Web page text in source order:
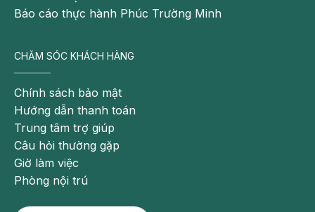
Báo cáo thực hành Phúc Trường Minh
CHĂM SÓC KHÁCH HÀNG
Chính sách bảo mật
Hướng dẫn thanh toán
Trung tâm trợ giúp
Câu hỏi thường gặp
Giờ làm việc
Phòng nội trú